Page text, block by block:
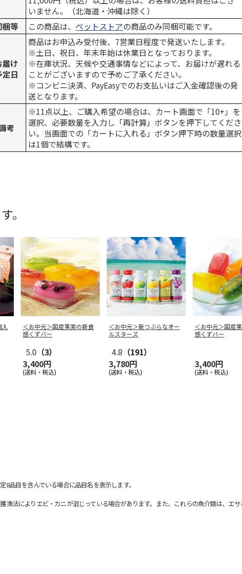
デオトイレ 飛び散
らない消臭・抗菌サ
ンド 4L
1,320円
(送料別・税込)
獣医師開発 ニオイ
をとる砂専用 猫ト
イレ ナチュラルグ
レー
1,550円
(送料別・税込)
無添加良品 カムカ
ムデンタルコーン
ぐるぐるボーン型 S
…
470円
(送料別・税込)
銀のスプーン
チ 健康に育
こ用 まぐろ
おに
120円
いません。（北海道・沖縄は除く）
梱等
この商品は、ペットストアの商品のみ同梱可能です。
届け
定日
商品はお申込み受付後、7営業日程度で発送いたします。
※土日、祝日、年末年始は休業日となっております。
※在庫状況、天候や交通事情などによって、お届けが遅れる
ことがございますので予めご了承ください。
※コンビニ決済、PayEasyでのお支払いはご入金確認後の発
送となります。
考
※11点以上、ご購入希望の場合は、カート画面で「10+」を
選択、必要数量を入力し「再計算」ボタンを押下してくださ
い。当画面での「カートに入れる」ボタン押下時の数量選択
は1個で結構です。
。
＜お中元＞国産果実の新食
感くずバー
5.0 （3）
3,400円
(送料・税込)
＜お中元＞新つぶらなオー
ルスターズ
4.8 （191）
3,780円
(送料・税込)
＜お中元＞国産
感くずバー
3,400円
(送料・税込)
品目を含んでいる場合に品目名を表示します。
法によりエビ・カニが混じっている場合があります。また、これらの魚介類は、エサ